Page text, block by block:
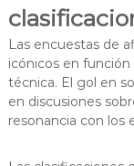
Las encuestas de
icónicos en
técnica. El gol en
en discusiones
resonancia con los